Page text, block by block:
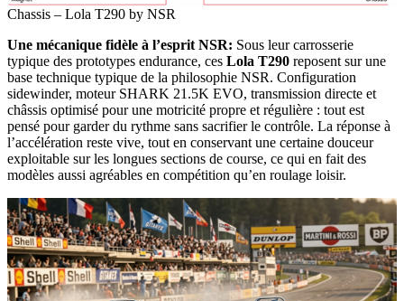
Chassis – Lola T290 by NSR
Une mécanique fidèle à l’esprit NSR: Sous leur carrosserie
typique des prototypes endurance, ces Lola T290 reposent sur une
base technique typique de la philosophie NSR. Configuration
sidewinder, moteur SHARK 21.5K EVO, transmission directe et
châssis optimisé pour une motricité propre et régulière : tout est
pensé pour garder du rythme sans sacrifier le contrôle. La réponse à
l’accélération reste vive, tout en conservant une certaine douceur
exploitable sur les longues sections de course, ce qui en fait des
modèles aussi agréables en compétition qu’en roulage loisir.